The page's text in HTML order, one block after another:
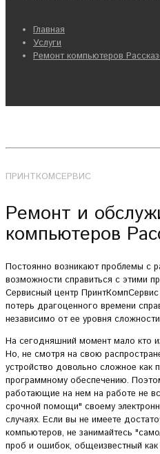
Главная
Услуги
Ремонт компьютеров
ПРИНТКОМСЕРВИС
Ремонт и
компьютеров
Постоянно возникают проблемы с
возможности справиться с этими
Сервисный центр
потерь драгоценного времени
независимо от ее уровня
На сегодняшний момент мало кто
Но, не смотря на свою
устройство довольно сложное как
программному обеспечению.
работающие на нем на работе не
срочной помощи" своему
случаях. Если вы не имеете
компьютеров, не занимайтесь
проб и ошибок, общеизвестный